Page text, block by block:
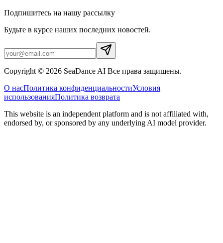
Подпишитесь на нашу рассылку
Будьте в курсе наших последних новостей.
Copyright © 2026 SeaDance AI Все права защищены.
О насПолитика конфиденциальностиУсловия
использованияПолитика возврата
This website is an independent platform and is not affiliated with,
endorsed by, or sponsored by any underlying AI model provider.